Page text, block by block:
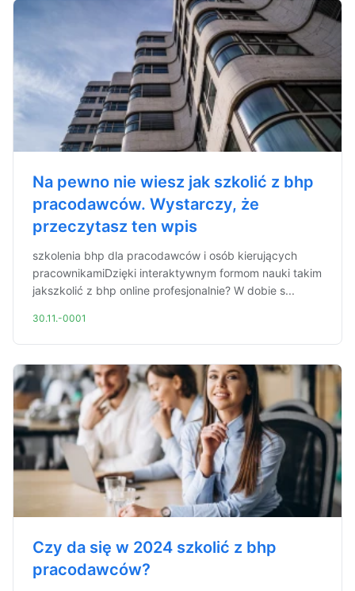
Na pewno nie wiesz jak szkolić z bhp
pracodawców. Wystarczy, że
przeczytasz ten wpis
szkolenia bhp dla pracodawców i osób kierujących
pracownikamiDzięki interaktywnym formom nauki takim
jakszkolić z bhp online profesjonalnie? W dobie s...
30.11.-0001
Czy da się w 2024 szkolić z bhp
pracodawców?